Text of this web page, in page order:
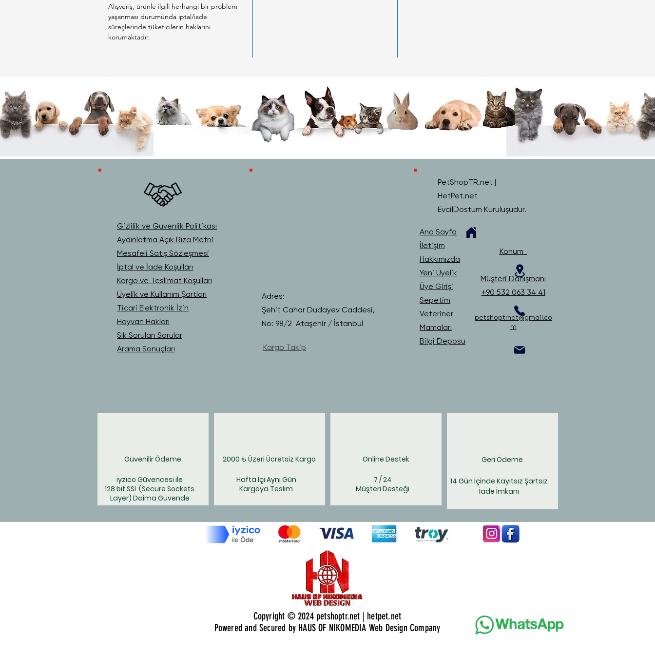
Alışveriş, ürünle ilgili herhangi bir problem
yaşanması durumunda iptal/iade
süreçlerinde tüketicilerin haklarını
korumaktadır.
Gizlilik ve Güvenlik Politikası
Aydınlatma Açık Rıza Metni
Mesafeli Satış Sözleşmesi
İptal ve İade Koşulları
Kargo ve Teslimat Koşulları
Üyelik ve Kullanım Şartları
Ticari Elektronik İzin
Hayvan Hakları
Sık Sorulan Sorular
Arama Sonuçları
Adres:
Şehit Cahar Dudayev Caddesi,
No: 98/2 Ataşehir / İstanbul
Kargo Takip
PetShopTR.net |
HetPet.net
EvcilDostum Kuruluşudur.
Ana Sayfa
İletişim
Hakkımızda
Yeni Üyelik
Üye Girişi
Sepetim
Veteriner
Mamaları
Bilgi Deposu
Konum
Müşteri Danışmanı
+90 532 063 34 41
petshoptrnet@gmail.co
m
Güvenilir Ödeme
iyzico Güvencesi ile
128 bit SSL(Secure Sockets
Layer) Daima Güvende
2000 ₺ Üzeri Ücretsiz Kargo
Hafta İçi Aynı Gün
Kargoya Teslim
Online Destek
7 / 24
Müşteri Desteği
Geri Ödeme
14 Gün İçinde Kayıtsız Şartsız
İade İmkanı
Copyright © 2024 petshoptr.net | hetpet.net
Powered and Secured by HAUS OF NIKOMEDIA Web Design Company